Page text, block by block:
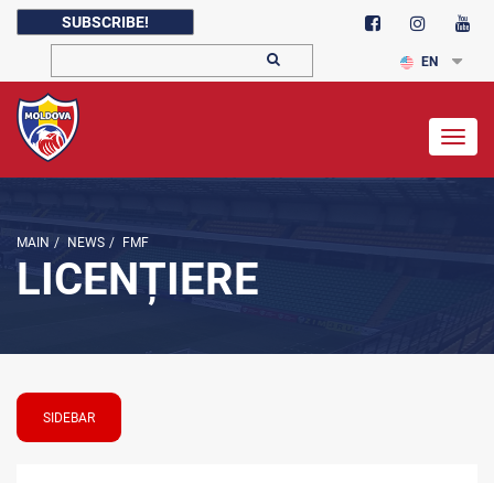
SUBSCRIBE!
EN
MAIN / NEWS / FMF
LICENȚIERE
SIDEBAR